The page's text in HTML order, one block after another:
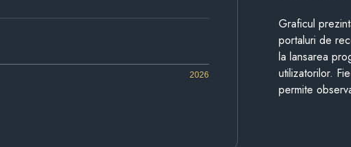
2026
Graficul
portaluri de
la lansarea
utilizatorilor.
permite